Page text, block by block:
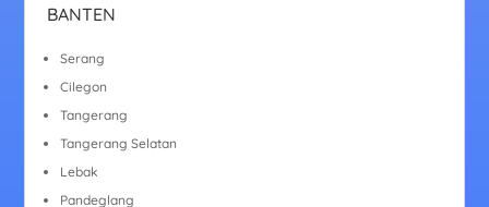
BANTEN
Serang
Cilegon
Tangerang
Tangerang Selatan
Lebak
Pandeglang